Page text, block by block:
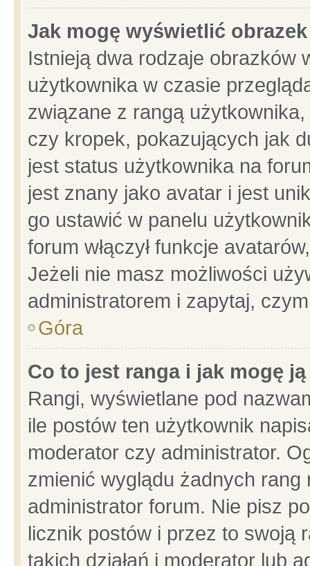
Jak mogę wyświetlić
Istnieją dwa rodzaje obrazków
użytkownika w czasie
związane z rangą
czy kropek, pokazujących jak
jest status użytkownika na
jest znany jako avatar i jest
go ustawić w panelu
forum włączył funkcje
Jeżeli nie masz możliwości
administratorem i zapytaj,
Góra
Co to jest ranga i jak mogę
Rangi, wyświetlane pod
ile postów ten użytkownik
moderator czy administrator.
zmienić wyglądu żadnych
administrator forum. Nie pisz
licznik postów i przez to swoją
takich działań i moderator lub